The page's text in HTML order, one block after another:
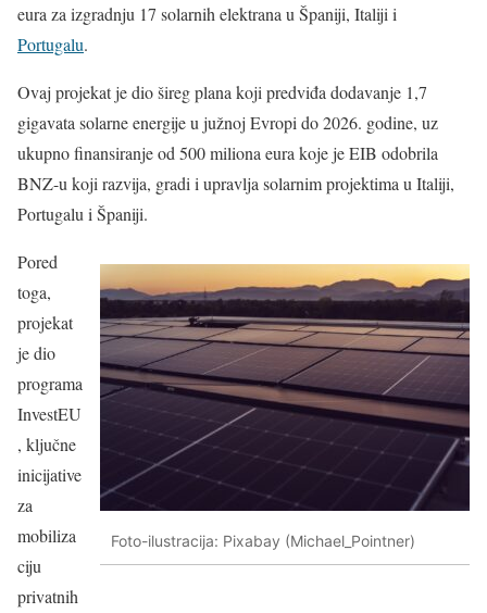
eura za izgradnju 17 solarnih elektrana u Španiji, Italiji i
Portugalu.
Ovaj projekat je dio šireg plana koji predviđa dodavanje 1,7
gigavata solarne energije u južnoj Evropi do 2026. godine, uz
ukupno finansiranje od 500 miliona eura koje je EIB odobrila
BNZ-u koji razvija, gradi i upravlja solarnim projektima u Italiji,
Portugalu i Španiji.
Foto-ilustracija: Pixabay (Michael_Pointner)
Pored
toga,
projekat
je dio
programa
InvestEU
, ključne
inicijative
za
mobiliza
ciju
privatnih